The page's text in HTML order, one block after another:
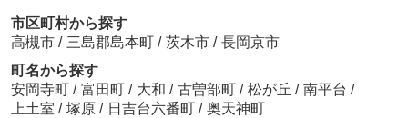
市区町村から探す
高槻市 / 三島郡島本町 / 茨木市 / 長岡京市
町名から探す
安岡寺町 / 富田町 / 大和 / 古曽部町 / 松が丘 / 南平台 /
上土室 / 塚原 / 日吉台六番町 / 奥天神町